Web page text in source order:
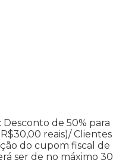
de 50% para
reais)/ Clientes
do cupom fiscal de
ser de no máximo 30